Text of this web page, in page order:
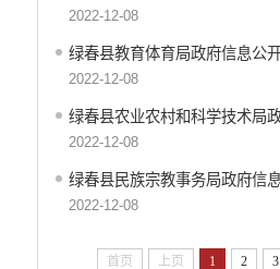
2022-12-08
绿春县教育体育局政府信息公
2022-12-08
绿春县农业农村和科学技术局
2022-12-08
绿春县民族宗教事务局政府信
2022-12-08
首页 上页 1 2 3